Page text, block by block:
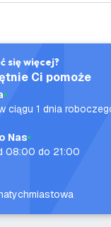
się więcej?
Ci pomoże
ciągu 1 dnia
Nas
08:00 do 21:00